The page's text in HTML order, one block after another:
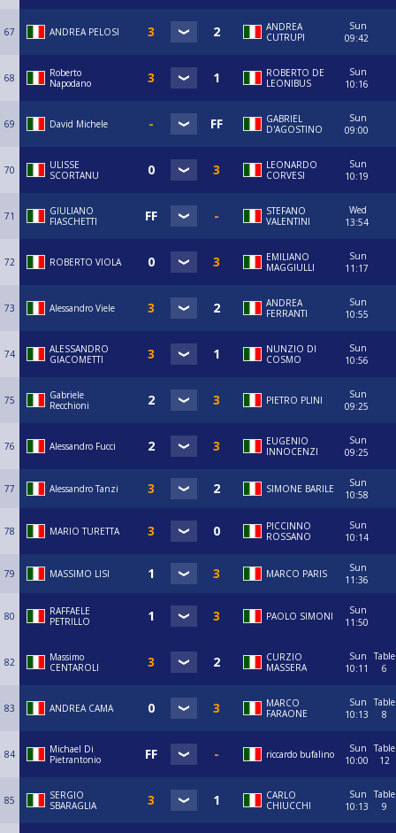
67 ANDREA PELOSI
ANDREA
CUTRUPI
Sun
09:42
68
Roberto
Napodano
ROBERTO DE
LEONIBUS
Sun
10:16
69 David Michele
GABRIEL
D'AGOSTINO
Sun
09:00
70
ULISSE
SCORTANU
LEONARDO
CORVESI
Sun
10:19
71
GIULIANO
FIASCHETTI
STEFANO
VALENTINI
Wed
13:54
72 ROBERTO VIOLA
EMILIANO
MAGGIULLI
Sun
11:17
73 Alessandro Viele
ANDREA
FERRANTI
Sun
10:55
74
ALESSANDRO
GIACOMETTI
NUNZIO DI
COSMO
Sun
10:56
75
Gabriele
Recchioni
PIETRO PLINI
Sun
09:25
76 Alessandro Fucci
EUGENIO
INNOCENZI
Sun
09:25
77 Alessandro Tanzi SIMONE BARILE
Sun
10:58
78 MARIO TURETTA
PICCINNO
ROSSANO
Sun
10:14
79 MASSIMO LISI MARCO PARIS
Sun
11:36
80
RAFFAELE
PETRILLO
PAOLO SIMONI
Sun
11:50
82
Massimo
CENTAROLI
CURZIO
MASSERA
Sun
10:11
Table
6
83 ANDREA CAMA
MARCO
FARAONE
Sun
10:13
Table
8
84
Michael Di
Pietrantonio
riccardo bufalino
Sun
10:00
Table
12
85
SERGIO
SBARAGLIA
CARLO
CHIUCCHI
Sun
10:13
Table
9